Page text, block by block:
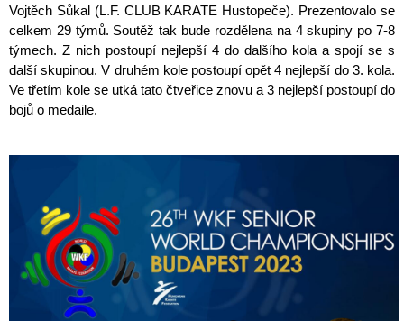
Vojtěch Sůkal (L.F. CLUB KARATE Hustopeče). Prezentovalo se
celkem 29 týmů. Soutěž tak bude rozdělena na 4 skupiny po 7-8
týmech. Z nich postoupí nejlepší 4 do dalšího kola a spojí se s
další skupinou. V druhém kole postoupí opět 4 nejlepší do 3. kola.
Ve třetím kole se utká tato čtveřice znovu a 3 nejlepší postoupí do
bojů o medaile.